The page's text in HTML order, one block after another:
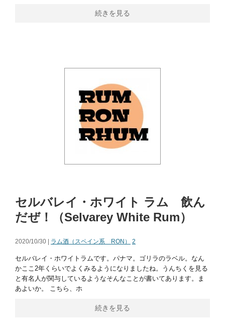
続きを見る
セルバレイ・ホワイト ラム 飲ん
だぜ！（Selvarey White Rum）
2020/10/30 | ラム酒（スペイン系 RON） 2
セルバレイ・ホワイトラムです。パナマ。ゴリラのラベル。なん
かここ2年くらいでよくみるようになりましたね。うんちくを見る
と有名人が関与しているようなそんなことが書いてあります。ま
あよいか。 こちら、ホ
続きを見る